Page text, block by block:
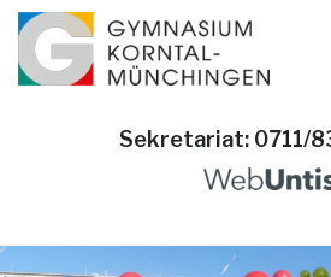
Sekretariat: 0711/